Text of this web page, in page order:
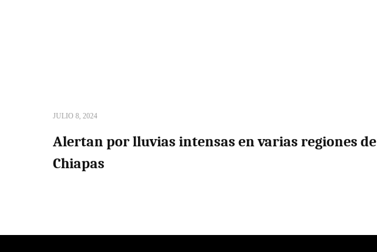
JULIO 8, 2024
Alertan por lluvias intensas en varias regiones de
Chiapas